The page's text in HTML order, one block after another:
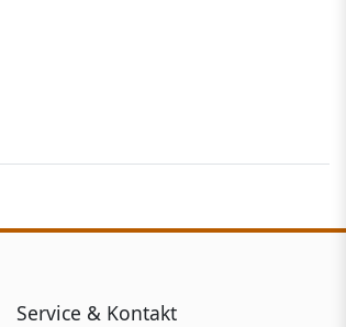
Service & Kontakt